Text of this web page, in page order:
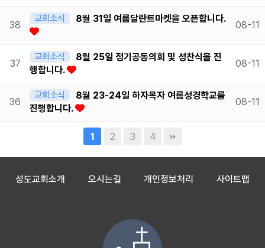
38
교회소식 8월 31일 여름달란트마켓을 오픈합니다.
08-11
37
교회소식
8월 25일 정기공동의회 및 성찬식을 진
행합니다.
08-11
36
교회소식
8월 23-24일 하자목자 여름성경학교를
진행합니다.
08-11
1 2 3 4
성도교회소개 오시는길 개인정보처리 사이트맵